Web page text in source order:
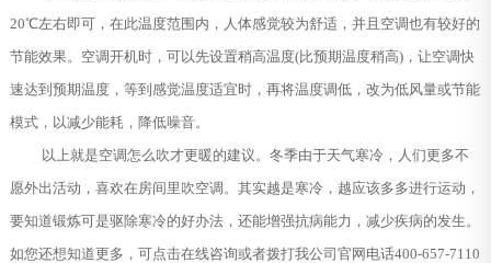
20℃左右即可，在此温度范围内，人体感觉较为舒适，并且空调也有较好的
节能效果。空调开机时，可以先设置稍高温度(比预期温度稍高)，让空调快
速达到预期温度，等到感觉温度适宜时，再将温度调低，改为低风量或节能
模式，以减少能耗，降低噪音。
以上就是空调怎么吹才更暖的建议。冬季由于天气寒冷，人们更多不
愿外出活动，喜欢在房间里吹空调。其实越是寒冷，越应该多多进行运动，
要知道锻炼可是驱除寒冷的好办法，还能增强抗病能力，减少疾病的发生。
如您还想知道更多，可点击在线咨询或者拨打我公司官网电话400-657-7110